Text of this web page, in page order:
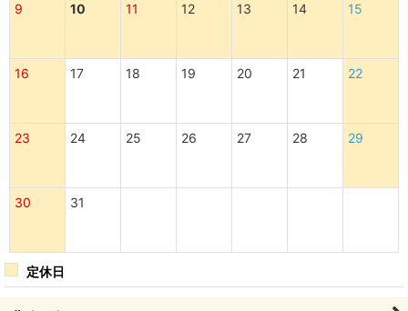
9 10 11 12 13 14 15
16 17 18 19 20 21 22
23 24 25 26 27 28 29
30 31
定休日